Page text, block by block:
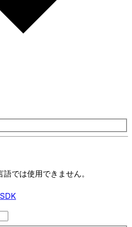
では使用できません。